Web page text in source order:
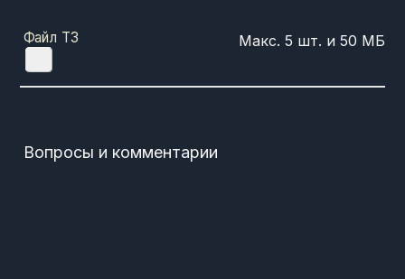
Файл ТЗ
Вопросы и комментарии